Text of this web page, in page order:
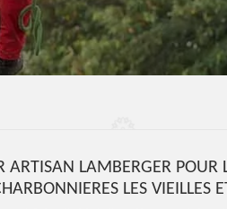
ARTISAN LAMBERGER POUR
LES VIEILLES